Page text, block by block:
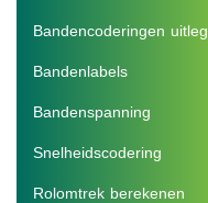
Bandencoderingen uitleg
Bandenlabels
Bandenspanning
Snelheidscodering
Rolomtrek berekenen